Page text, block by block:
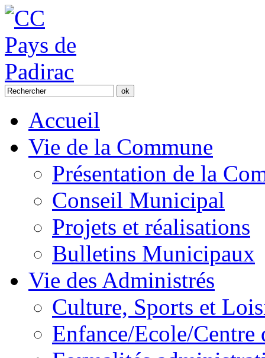
Accueil
Vie de la Commune
Présentation de la
Conseil Municipal
Projets et réalisations
Bulletins Municipaux
Vie des Administrés
Culture, Sports et
Enfance/Ecole/Centre